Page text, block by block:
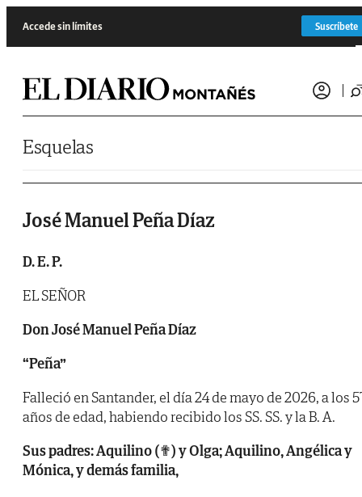
Accede sin límites Suscríbete
Esquelas
José Manuel Peña Díaz
D. E. P.
EL SEÑOR
Don José Manuel Peña Díaz
“Peña”
Falleció en Santander, el día 24 de mayo de 2026, a los
años de edad, habiendo recibido los SS. SS. y la B. A.
Sus padres: Aquilino (✟) y Olga; Aquilino, Angélica y
Mónica, y demás familia,